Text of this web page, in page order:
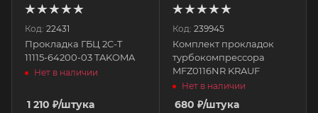
Код: 22431
Прокладка ГБЦ 2C-T
11115-64200-03 TAKOMA
Нет в наличии
1 210 ₽/штука
Код: 239945
Комплект прокладок
турбокомпрессора
MFZ0116NR KRAUF
Нет в наличии
680 ₽/штука